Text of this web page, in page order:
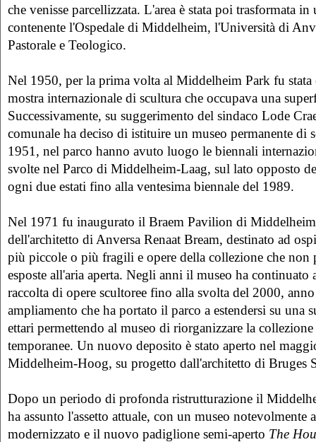
che venisse parcellizzata. L'area è stata poi trasformata
contenente l'Ospedale di Middelheim, l'Università di
Pastorale e Teologico.
Nel 1950, per la prima volta al Middelheim Park fu stata
mostra internazionale di scultura che occupava una
Successivamente, su suggerimento del sindaco Lode
comunale ha deciso di istituire un museo permanente di
1951, nel parco hanno avuto luogo le biennali
svolte nel Parco di Middelheim-Laag, sul lato opposto
ogni due estati fino alla ventesima biennale del 1989.
Nel 1971 fu inaugurato il Braem Pavilion di
dell'architetto di Anversa Renaat Bream, destinato ad
più piccole o più fragili e opere della collezione che non
esposte all'aria aperta. Negli anni il museo ha continuato
raccolta di opere scultoree fino alla svolta del 2000,
ampliamento che ha portato il parco a estendersi su una
ettari permettendo al museo di riorganizzare la
temporanee. Un nuovo deposito è stato aperto nel
Middelheim-Hoog, su progetto dall'architetto di Bruges
Dopo un periodo di profonda ristrutturazione il
ha assunto l'assetto attuale, con un museo notevolmente
modernizzato e il nuovo padiglione semi-aperto The